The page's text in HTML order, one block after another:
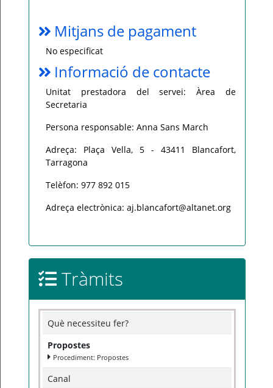
Mitjans de pagament
No especificat
Informació de contacte
Unitat prestadora del servei: Àrea de
Secretaria
Persona responsable: Anna Sans March
Adreça: Plaça Vella, 5 - 43411 Blancafort,
Tarragona
Telèfon: 977 892 015
Adreça electrònica: aj.blancafort@altanet.org
Tràmits
Què necessiteu fer?
Propostes
Procediment: Propostes
Canal